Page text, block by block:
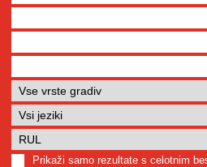
Prikaži samo rezultate s celotnim